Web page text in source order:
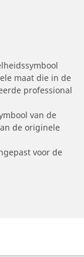
maat die in de
professional
van de
de originele
voor de